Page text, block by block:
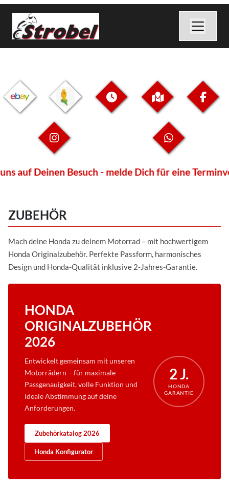
Deinen Besuch - melde Dich für eine
ZUBEHÖR
Mach deine Honda zu deinem Motorrad – mit hochwertigem
Honda Originalzubehör. Perfekte Passform, harmonisches
Design und Honda-Qualität inklusive 2-Jahres-Garantie.
HONDA
ORIGINALZUBEHÖR
2026
Entwickelt gemeinsam mit unseren
Motorrädern – für maximale
Passgenauigkeit, volle Funktion und
ideale Abstimmung auf deine
Anforderungen.
Zubehörkatalog 2026
Honda Konfigurator
2 J.
HONDA
GARANTIE